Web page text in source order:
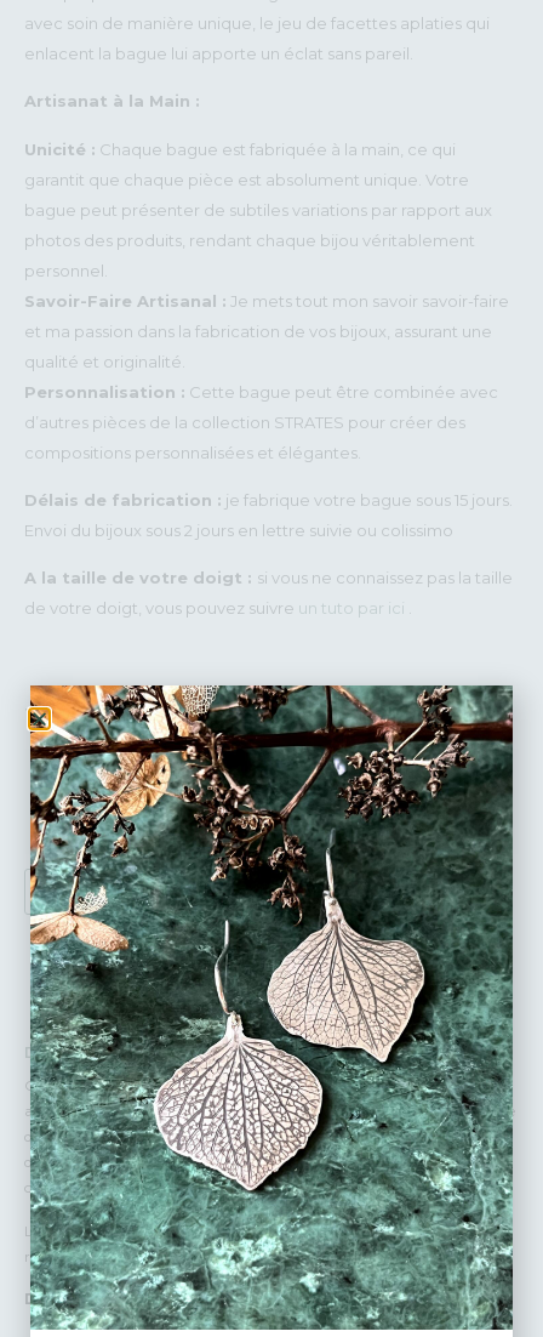
avec soin de manière unique, le jeu de facettes aplaties qui
enlacent la bague lui apporte un éclat sans pareil.
Artisanat à la Main :
Unicité : Chaque bague est fabriquée à la main, ce qui
garantit que chaque pièce est absolument unique. Votre
bague peut présenter de subtiles variations par rapport aux
photos des produits, rendant chaque bijou véritablement
personnel.
Savoir-Faire Artisanal : Je mets tout mon savoir savoir-faire
et ma passion dans la fabrication de vos bijoux, assurant une
qualité et originalité.
Personnalisation : Cette bague peut être combinée avec
d’autres pièces de la collection STRATES pour créer des
compositions personnalisées et élégantes.
Délais de fabrication : je fabrique votre bague sous 15 jours.
Envoi du bijoux sous 2 jours en lettre suivie ou colissimo
A la taille de votre doigt : si vous ne connaissez pas la taille
de votre doigt, vous pouvez suivre un tuto par ici .
105€
TAILLE
AJOUTER AU PANIER
DÉTAILS :
Chaque bague est une création unique, conçue pour être mélangée et
assortie selon vos envies, permettant à chacun de composer un modèle
qui lui est propre. Chaque bague présente une texture distincte, allant
des motifs martelés aux gravures délicates, créant des pièces à la fois
originales et intemporelles.
Laissez libre cours à votre créativité et créez des associations qui vous
ressemblent.
Des Matériaux Nobles :